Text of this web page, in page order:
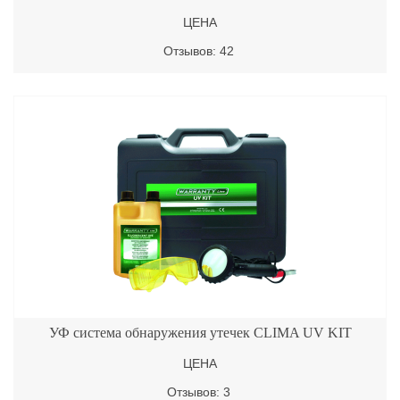
ЦЕНА
Отзывов: 42
УФ система обнаружения утечек CLIMA UV KIT
ЦЕНА
Отзывов: 3